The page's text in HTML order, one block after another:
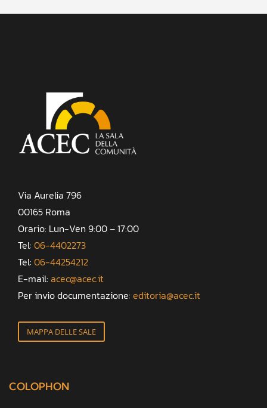
Via Aurelia 796
00165 Roma
Orario: Lun-Ven 9:00 – 17:00
Tel: 06-4402273
Tel: 06-44254212
E-mail: acec@acec.it
Per invio documentazione: editoria@acec.it
MAPPA DELLE SALE
COLOPHON